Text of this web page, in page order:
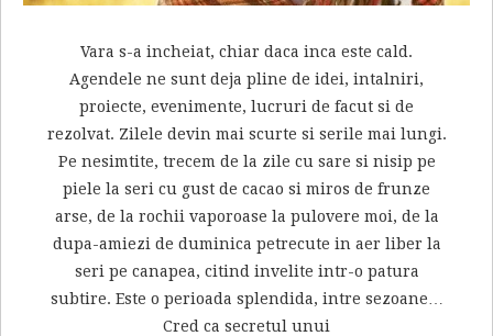
Vara s-a incheiat, chiar daca inca este cald.
Agendele ne sunt deja pline de idei, intalniri,
proiecte, evenimente, lucruri de facut si de
rezolvat. Zilele devin mai scurte si serile mai lungi.
Pe nesimtite, trecem de la zile cu sare si nisip pe
piele la seri cu gust de cacao si miros de frunze
arse, de la rochii vaporoase la pulovere moi, de la
dupa-amiezi de duminica petrecute in aer liber la
seri pe canapea, citind invelite intr-o patura
subtire. Este o perioada splendida, intre sezoane…
Cred ca secretul unui